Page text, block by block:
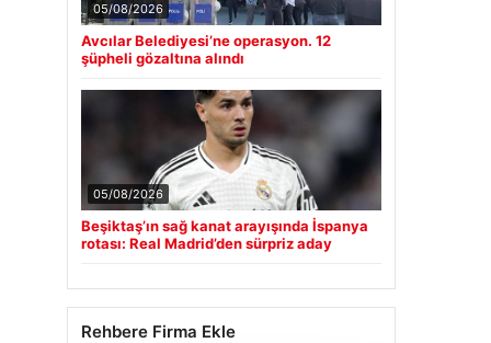
05/08/2026
Avcılar Belediyesi’ne operasyon. 12
şüpheli gözaltına alındı
05/08/2026
Beşiktaş’ın sağ kanat arayışında İspanya
rotası: Real Madrid’den sürpriz aday
Rehbere Firma Ekle